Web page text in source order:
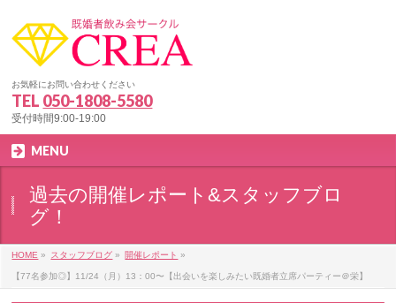
お気軽にお問い合わせください
TEL 050-1808-5580
受付時間9:00-19:00
MENU
過去の開催レポート&スタッフブロ
グ！
HOME » スタッフブログ » 開催レポート »
【77名参加◎】11/24（月）13：00〜【出会いを楽しみたい既婚者立席パーティー＠栄】